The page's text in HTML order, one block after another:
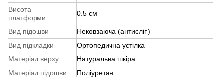
Висота
платформи
0.5 см
Вид підошви
Нековзаюча (антисліп)
Вид підкладки
Ортопедична устілка
Матеріал верху
Натуральна шкіра
Матеріал підошви
Поліуретан